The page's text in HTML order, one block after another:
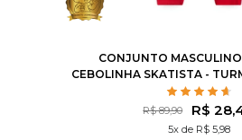
1
CONJUNTO
CEBOLINHA SKATISTA -
R$ 89,90 R$
5x de R$ 5,98